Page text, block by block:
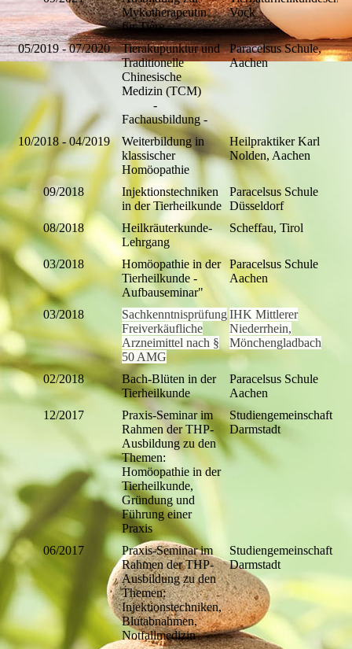
Mykotherapeutin
für Tiere
Vock
05/2019 - 07/2020
Tierakupunktur und
Traditionelle
Chinesische
Medizin (TCM)
-
Fachausbildung -
Paracelsus Schule,
Aachen
10/2018 - 04/2019
Weiterbildung in
klassischer
Homöopathie
Heilpraktiker Karl
Nolden, Aachen
09/2018
Injektionstechniken
in der Tierheilkunde
Paracelsus Schule
Düsseldorf
08/2018
Heilkräuterkunde-
Lehrgang
Scheffau, Tirol
03/2018
Homöopathie in der
Tierheilkunde -
Aufbauseminar"
Paracelsus Schule
Aachen
03/2018
Sachkenntnisprüfung
Freiverkäufliche
Arzneimittel nach §
50 AMG
IHK Mittlerer
Niederrhein,
Mönchengladbach
02/2018
Bach-Blüten in der
Tierheilkunde
Paracelsus Schule
Aachen
12/2017
Praxis-Seminar im
Rahmen der THP-
Ausbildung zu den
Themen:
Homöopathie in der
Tierheilkunde,
Gründung und
Führung einer
Praxis
Studiengemeinschaft
Darmstadt
06/2017
Praxis-Seminar im
Rahmen der THP-
Ausbildung zu den
Themen:
Injektionstechniken,
Blutabnahmen,
Notfallmedizin
Studiengemeinschaft
Darmstadt